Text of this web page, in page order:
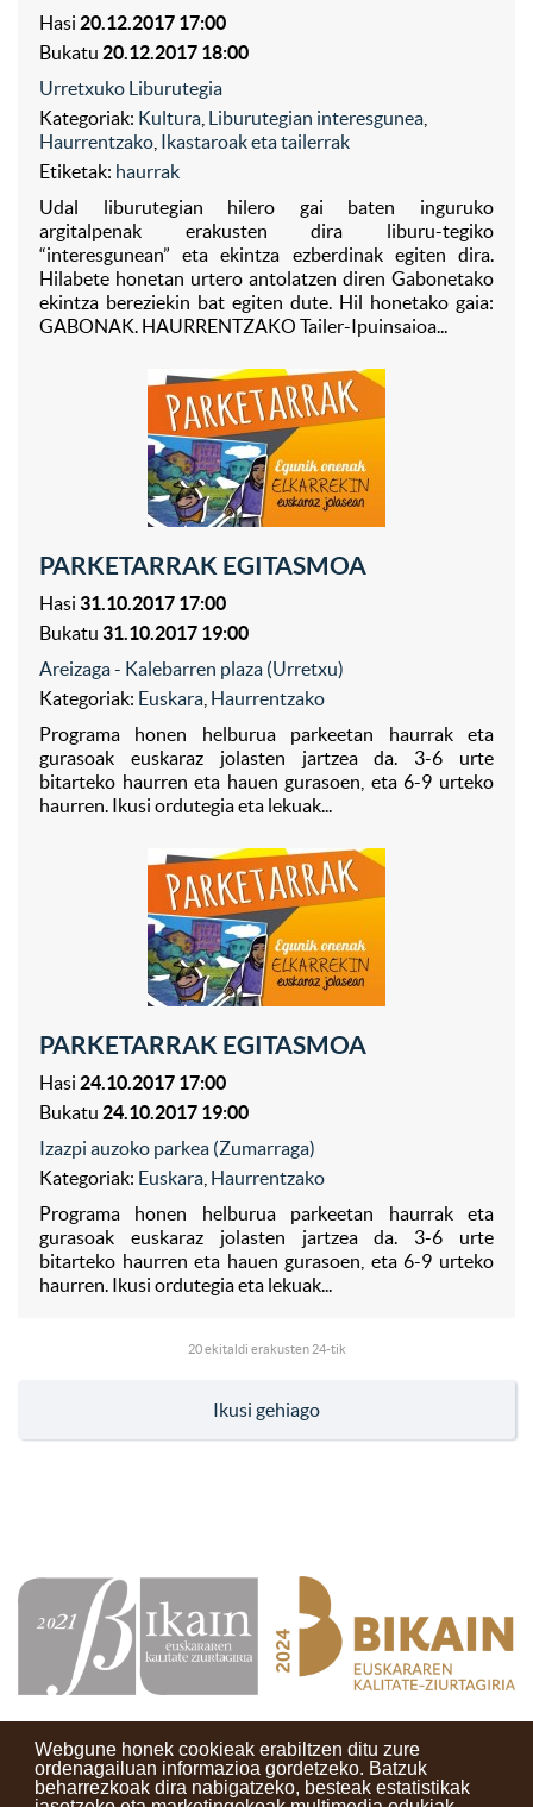
Webgune honek cookieak erabiltzen ditu zure
ordenagailuan informazioa gordetzeko. Batzuk
beharrezkoak dira nabigatzeko, besteak estatistikak
Hasi 20.12.2017 17:00
Bukatu 20.12.2017 18:00
Urretxuko Liburutegia
Kategoriak: Kultura Liburutegian interesgunea
Haurrentzako Ikastaroak eta tailerrak
Etiketak: haurrak
Udal liburutegian hilero gai baten inguruko
argitalpenak erakusten dira liburu-tegiko
“interesgunean” eta ekintza ezberdinak egiten dira.
Hilabete honetan urtero antolatzen diren Gabonetako
ekintza bereziekin bat egiten dute. Hil honetako gaia:
GABONAK. HAURRENTZAKO Tailer-Ipuinsaioa...
PARKETARRAK EGITASMOA
Hasi 31.10.2017 17:00
Bukatu 31.10.2017 19:00
Areizaga - Kalebarren plaza (Urretxu)
Kategoriak: Euskara Haurrentzako
Programa honen helburua parkeetan haurrak eta
gurasoak euskaraz jolasten jartzea da. 3-6 urte
bitarteko haurren eta hauen gurasoen, eta 6-9 urteko
haurren. Ikusi ordutegia eta lekuak...
PARKETARRAK EGITASMOA
Hasi 24.10.2017 17:00
Bukatu 24.10.2017 19:00
Izazpi auzoko parkea (Zumarraga)
Kategoriak: Euskara Haurrentzako
Programa honen helburua parkeetan haurrak eta
gurasoak euskaraz jolasten jartzea da. 3-6 urte
bitarteko haurren eta hauen gurasoen, eta 6-9 urteko
haurren. Ikusi ordutegia eta lekuak...
20ekitaldi erakusten 24-tik
Ikusi gehiago